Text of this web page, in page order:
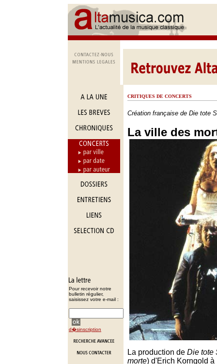
Pour recevoir notre
bulletin régulier,
saisissez votre e-mail :
d�sinscription
CRITIQUES DE CONCERTS
Création française de Die tote
La ville des
La production de Die tote
morte) d'Erich Korngold